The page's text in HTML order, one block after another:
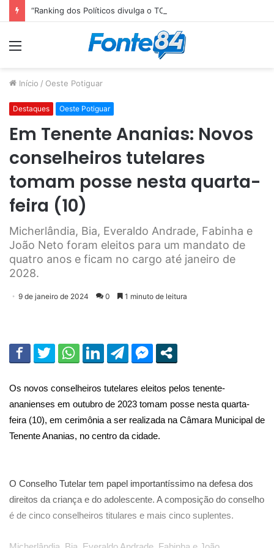
Início / Oeste Potiguar
Destaques Oeste Potiguar
Em Tenente Ananias: Novos
conselheiros tutelares
tomam posse nesta quarta-
feira (10)
Micherlândia, Bia, Everaldo Andrade, Fabinha e
João Neto foram eleitos para um mandato de
quatro anos e ficam no cargo até janeiro de
2028.
9 de janeiro de 2024 0 1 minuto de leitura
Os novos conselheiros tutelares eleitos pelos tenente-
ananienses em outubro de 2023 tomam posse nesta quarta-
feira (10), em cerimônia a ser realizada na Câmara Municipal de
Tenente Ananias, no centro da cidade.
O Conselho Tutelar tem papel importantíssimo na defesa dos
direitos da criança e do adolescente. A composição do conselho
é de cinco conselheiros titulares e mais cinco suplentes.